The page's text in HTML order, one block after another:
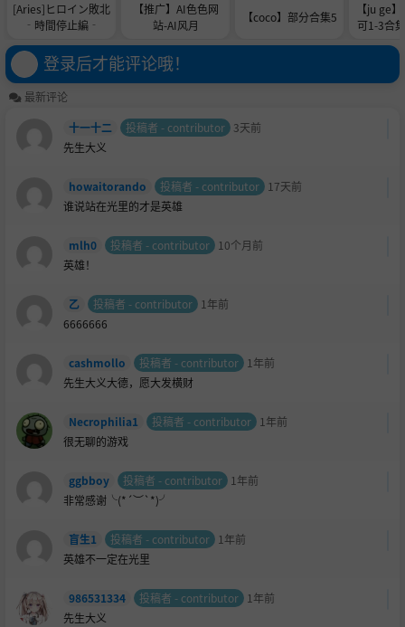
[Aries]ヒロイン敗北
‐時間停止編‐
【推广】AI色色网
站-AI风月
【coco】部分合集5
【ju ge
可1-3合
登录后才能评论哦！
最新评论
十一十二
投稿者 - contributor 3天前
先生大义
howaitorando 投稿者 - contributor
17天前
谁说站在光里的才是英雄
mlh0 投稿者 - contributor
10个月前
英雄！
乙 投稿者 - contributor
1年前
6666666
cashmollo 投稿者 - contributor
1年前
先生大义大德，愿大发横财
Necrophilia1 投稿者 - contributor
1年前
很无聊的游戏
ggbboy 投稿者 - contributor
1年前
非常感谢╰(*´︶`*)╯
盲生1 投稿者 - contributor
1年前
英雄不一定在光里
986531334 投稿者 - contributor
1年前
先生大义